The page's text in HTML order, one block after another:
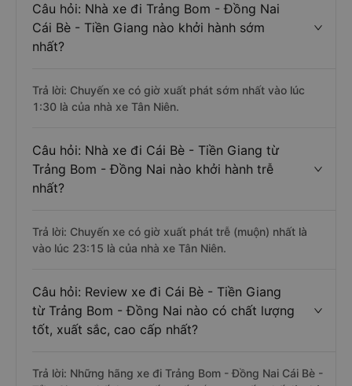
Câu hỏi: Nhà xe đi Trảng Bom - Đồng Nai
Cái Bè - Tiền Giang nào khởi hành sớm
nhất?
Trả lời: Chuyến xe có giờ xuất phát sớm nhất vào lúc
1:30 là của nhà xe Tân Niên.
Câu hỏi: Nhà xe đi Cái Bè - Tiền Giang từ
Trảng Bom - Đồng Nai nào khởi hành trễ
nhất?
Trả lời: Chuyến xe có giờ xuất phát trễ (muộn) nhất là
vào lúc 23:15 là của nhà xe Tân Niên.
Câu hỏi: Review xe đi Cái Bè - Tiền Giang
từ Trảng Bom - Đồng Nai nào có chất lượng
tốt, xuất sắc, cao cấp nhất?
Trả lời: Những hãng xe đi Trảng Bom - Đồng Nai Cái Bè -